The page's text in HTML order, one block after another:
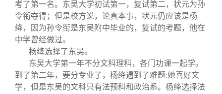
制度法规
联系我们
考了第一名。东吴大学初试第一，复试第二，状元为孙
令衔夺得；但是校方说，论真本事，状元仍应该是杨
绛，因为孙令衔是东吴附中毕业的，复试的考题，他在
中学曾经做过。
杨绛选择了东吴。
东吴大学第一年不分文科理科，各门功课一起学。
到了第二年，要分专业了，杨绛遇到了难题:她喜好文
学，但是东吴的文科只有法预科和政治系。杨绛选择法